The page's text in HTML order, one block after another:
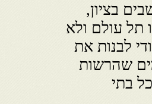
בציון,
תל עולם ולא
לבנות את
שהרשות
בתי